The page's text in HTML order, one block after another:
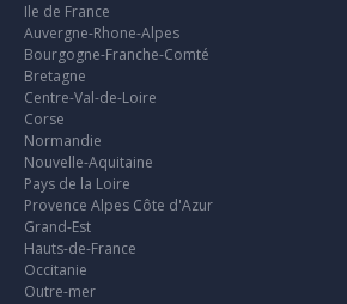
Ile de France
Auvergne-Rhone-Alpes
Bourgogne-Franche-Comté
Bretagne
Centre-Val-de-Loire
Corse
Normandie
Nouvelle-Aquitaine
Pays de la Loire
Provence Alpes Côte d'Azur
Grand-Est
Hauts-de-France
Occitanie
Outre-mer